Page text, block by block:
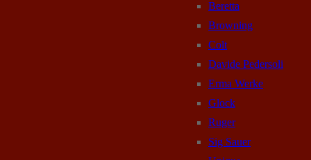
Beretta
Browning
Colt
Davide Pedersoli
Erma Werke
Glock
Ruger
Sig Sauer